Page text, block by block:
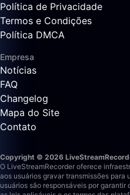
Política de Privacidade
Termos e Condições
Política DMCA
Empresa
Notícias
FAQ
Changelog
Mapa do Site
Contato
Copyright © 2026
O LiveStreamRecorder oferece
aos usuários gravar transmissões para
usuários são responsáveis por